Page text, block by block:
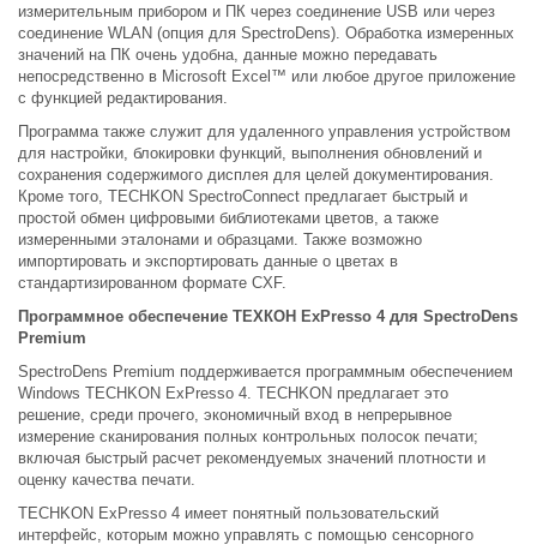
измерительным прибором и ПК через соединение USB или через
соединение WLAN (опция для SpectroDens). Обработка измеренных
значений на ПК очень удобна, данные можно передавать
непосредственно в Microsoft Excel™ или любое другое приложение
с функцией редактирования.
Программа также служит для удаленного управления устройством
для настройки, блокировки функций, выполнения обновлений и
сохранения содержимого дисплея для целей документирования.
Кроме того, TECHKON SpectroConnect предлагает быстрый и
простой обмен цифровыми библиотеками цветов, а также
измеренными эталонами и образцами. Также возможно
импортировать и экспортировать данные о цветах в
стандартизированном формате CXF.
Программное обеспечение ТЕХКОН ExPresso 4 для SpectroDens
Premium
SpectroDens Premium поддерживается программным обеспечением
Windows TECHKON ExPresso 4. TECHKON предлагает это
решение, среди прочего, экономичный вход в непрерывное
измерение сканирования полных контрольных полосок печати;
включая быстрый расчет рекомендуемых значений плотности и
оценку качества печати.
TECHKON ExPresso 4 имеет понятный пользовательский
интерфейс, которым можно управлять с помощью сенсорного